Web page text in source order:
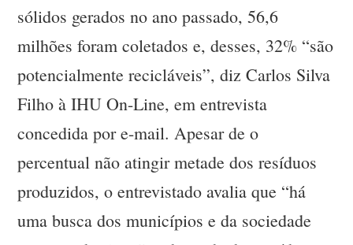
sólidos gerados no ano passado, 56,6
milhões foram coletados e, desses, 32% “são
potencialmente recicláveis”, diz Carlos Silva
Filho à IHU On-Line, em entrevista
concedida por e-mail. Apesar de o
percentual não atingir metade dos resíduos
produzidos, o entrevistado avalia que “há
uma busca dos municípios e da sociedade